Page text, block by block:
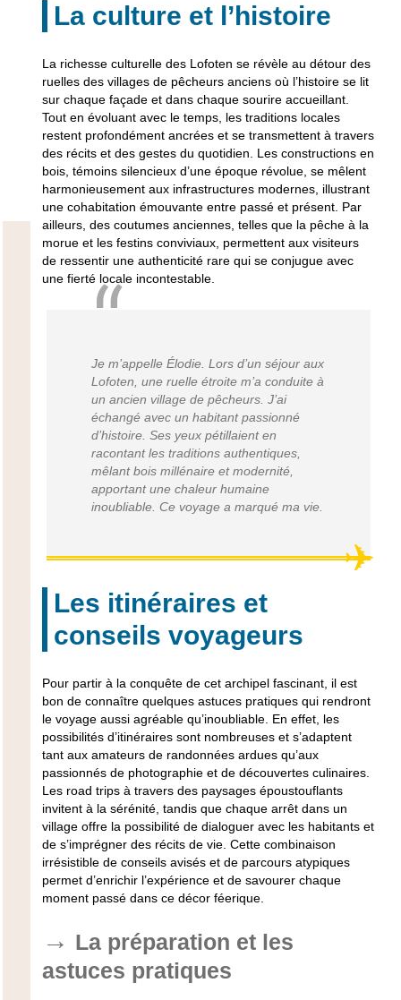
La culture et l’histoire
La richesse culturelle des Lofoten se révèle au détour des
ruelles des villages de pêcheurs anciens où l’histoire se lit
sur chaque façade et dans chaque sourire accueillant.
Tout en évoluant avec le temps, les traditions locales
restent profondément ancrées et se transmettent à travers
des récits et des gestes du quotidien. Les constructions en
bois, témoins silencieux d’une époque révolue, se mêlent
harmonieusement aux infrastructures modernes, illustrant
une cohabitation émouvante entre passé et présent. Par
ailleurs, des coutumes anciennes, telles que la pêche à la
morue et les festins conviviaux, permettent aux visiteurs
de ressentir une authenticité rare qui se conjugue avec
une fierté locale incontestable.
Je m’appelle Élodie. Lors d’un séjour aux
Lofoten, une ruelle étroite m’a conduite à
un ancien village de pêcheurs. J’ai
échangé avec un habitant passionné
d’histoire. Ses yeux pétillaient en
racontant les traditions authentiques,
mêlant bois millénaire et modernité,
apportant une chaleur humaine
inoubliable. Ce voyage a marqué ma vie.
Les itinéraires et
conseils voyageurs
Pour partir à la conquête de cet archipel fascinant, il est
bon de connaître quelques astuces pratiques qui rendront
le voyage aussi agréable qu’inoubliable. En effet, les
possibilités d’itinéraires sont nombreuses et s’adaptent
tant aux amateurs de randonnées ardues qu’aux
passionnés de photographie et de découvertes culinaires.
Les road trips à travers des paysages époustouflants
invitent à la sérénité, tandis que chaque arrêt dans un
village offre la possibilité de dialoguer avec les habitants et
de s’imprégner des récits de vie. Cette combinaison
irrésistible de conseils avisés et de parcours atypiques
permet d’enrichir l’expérience et de savourer chaque
moment passé dans ce décor féerique.
La préparation et les
astuces pratiques